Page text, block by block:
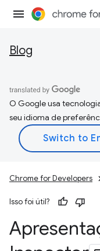
Blog
O Google usa
seu idioma de
Chrome for Developers
Isso foi útil?